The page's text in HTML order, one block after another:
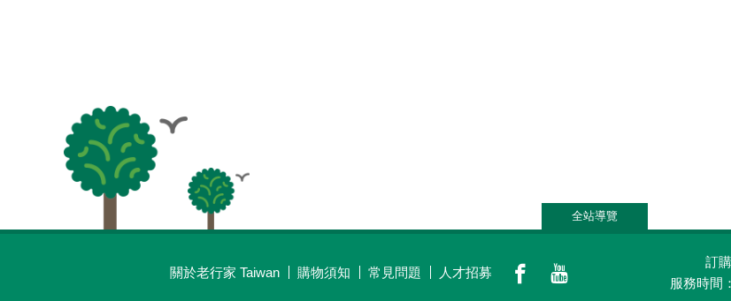
全站導覽
最新消息 線上購物 養生觀點 會員專區 門市據點
關於老行家 Taiwan 購物須知 常見問題 人才招募
訂
服務時間